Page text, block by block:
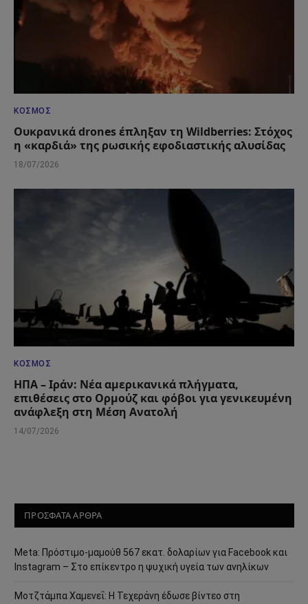
ΚΌΣΜΟΣ
Ουκρανικά drones έπληξαν τη Wildberries: Στόχος
η «καρδιά» της ρωσικής εφοδιαστικής αλυσίδας
18/07/2026
ΚΌΣΜΟΣ
ΗΠΑ – Ιράν: Νέα αμερικανικά πλήγματα,
επιθέσεις στο Ορμούζ και φόβοι για γενικευμένη
ανάφλεξη στη Μέση Ανατολή
14/07/2026
ΠΡΟΣΦΑΤΑ ΑΡΘΡΑ
Meta: Πρόστιμο-μαμούθ 567 εκατ. δολαρίων για Facebook και
Instagram – Στο επίκεντρο η ψυχική υγεία των ανηλίκων
Μοτζτάμπα Χαμενεΐ: Η Τεχεράνη έδωσε βίντεο στη